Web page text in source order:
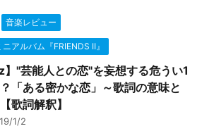
音楽レビュー
アルバム『FRIENDS II』
】"芸能人との恋"を妄想する危うい1
「ある密かな恋」～歌詞の意味と
歌詞解釈】
1/2